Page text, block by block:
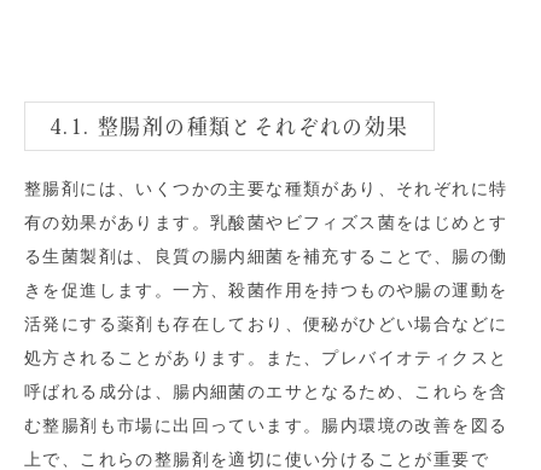
4.1. 整腸剤の種類とそれぞれの効果
整腸剤には、いくつかの主要な種類があり、それぞれに特
有の効果があります。乳酸菌やビフィズス菌をはじめとす
る生菌製剤は、良質の腸内細菌を補充することで、腸の働
きを促進します。一方、殺菌作用を持つものや腸の運動を
活発にする薬剤も存在しており、便秘がひどい場合などに
処方されることがあります。また、プレバイオティクスと
呼ばれる成分は、腸内細菌のエサとなるため、これらを含
む整腸剤も市場に出回っています。腸内環境の改善を図る
上で、これらの整腸剤を適切に使い分けることが重要で